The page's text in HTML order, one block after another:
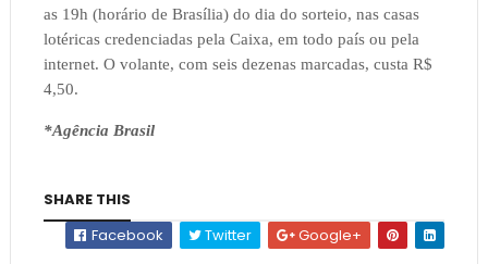
as 19h (horário de Brasília) do dia do sorteio, nas casas
lotéricas credenciadas pela Caixa, em todo país ou pela
internet. O volante, com seis dezenas marcadas, custa R$
4,50.
*Agência Brasil
SHARE THIS
Facebook
Twitter Google+